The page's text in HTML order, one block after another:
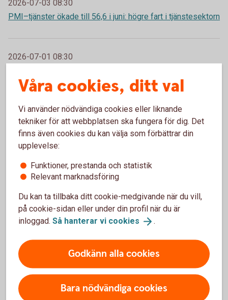
2026-07-03 08:30
PMI–tjänster ökade till 56,6 i juni: högre fart i tjänstesektorn
2026-07-01 08:30
2026-06-03 08:30
PMI–tjänster ökade till 53,9 i maj: tillväxt utan att ta fart
2026-06-01 08:30
PMI steg till 57,3 i maj – ökad tillväxt och högre
PMI–tjänster krympte till 52,5 i april: trögare i
tjänstesektorn
2026-05-04 08:30
Våra cookies, ditt val
Vi använder nödvändiga cookies eller liknande
tekniker för att webbplatsen ska fungera för dig. Det
finns även cookies du kan välja som förbättrar din
upplevelse:
Funktioner, prestanda och statistik
Relevant marknadsföring
Du kan ta tillbaka ditt cookie-medgivande när du vill,
på cookie-sidan eller under din profil när du är
inloggad. Så hanterar vi cookies .
Godkänn alla cookies
Bara nödvändiga cookies